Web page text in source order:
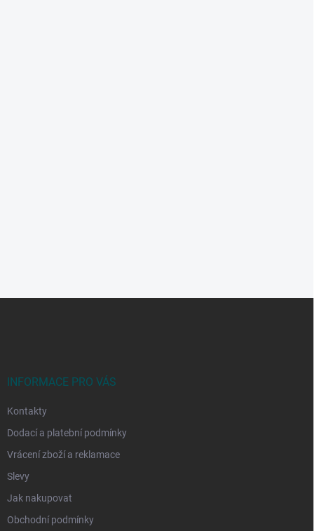
INFORMACE PRO VÁS
Kontakty
Dodací a platební podmínky
Vrácení zboží a reklamace
Slevy
Jak nakupovat
Obchodní podmínky